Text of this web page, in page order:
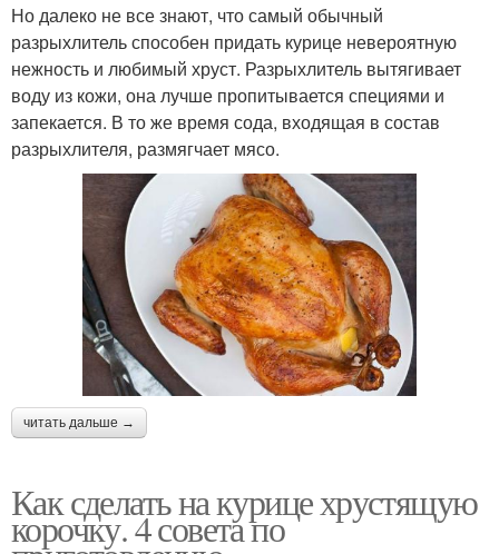
Но далеко не все знают, что самый обычный
разрыхлитель способен придать курице невероятную
нежность и любимый хруст. Разрыхлитель вытягивает
воду из кожи, она лучше пропитывается специями и
запекается. В то же время сода, входящая в состав
разрыхлителя, размягчает мясо.
читать дальше →
Как сделать на курице хрустящую
корочку. 4 совета по